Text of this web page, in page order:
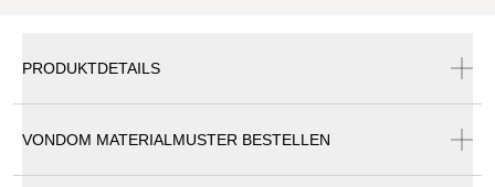
PRODUKTDETAILS
VONDOM MATERIALMUSTER BESTELLEN